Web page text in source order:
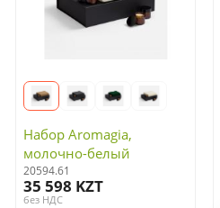
Набор Aromagia,
молочно-белый
20594.61
35 598 KZT
без НДС